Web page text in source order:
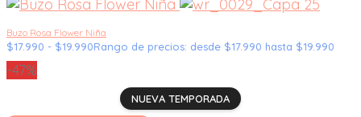
Buzo Rosa Flower Niña
$17.990 - $19.990Rango de precios: desde $17.990 hasta $19.990
-47%
NUEVA TEMPORADA